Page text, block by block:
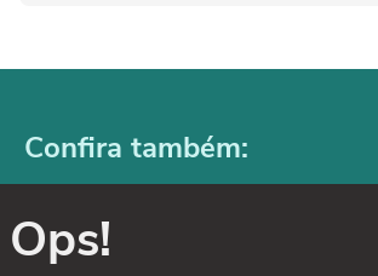
Confira também:
Ops!